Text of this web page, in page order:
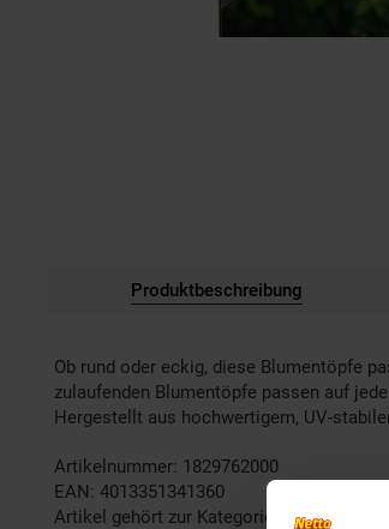
Produktbeschreibung
Ob rund oder eckig, diese Blumentöpfe
zulaufenden Blumentöpfe passen auf
Hergestellt aus hochwertigem, UV-
Artikelnummer: 1829762000
EAN: 4013351341360
Artikel gehört zur Kategorie: